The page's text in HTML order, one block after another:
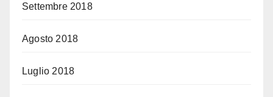
Settembre 2018
Agosto 2018
Luglio 2018